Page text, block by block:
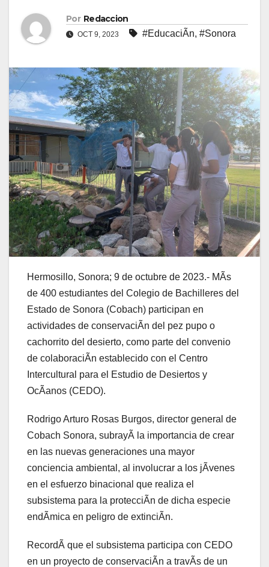
Por Redaccion
OCT 9, 2023 #EducaciÃn, #Sonora
Hermosillo, Sonora; 9 de octubre de 2023.- MÃs
de 400 estudiantes del Colegio de Bachilleres del
Estado de Sonora (Cobach) participan en
actividades de conservaciÃn del pez pupo o
cachorrito del desierto, como parte del convenio
de colaboraciÃn establecido con el Centro
Intercultural para el Estudio de Desiertos y
OcÃanos (CEDO).
Rodrigo Arturo Rosas Burgos, director general de
Cobach Sonora, subrayÃ la importancia de crear
en las nuevas generaciones una mayor
conciencia ambiental, al involucrar a los jÃvenes
en el esfuerzo binacional que realiza el
subsistema para la protecciÃn de dicha especie
endÃmica en peligro de extinciÃn.
RecordÃ que el subsistema participa con CEDO
en un proyecto de conservaciÃn a travÃs de un